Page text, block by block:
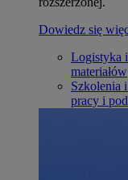
Dowiedz się
Logistyka
materiałów
Szkolenia
pracy i